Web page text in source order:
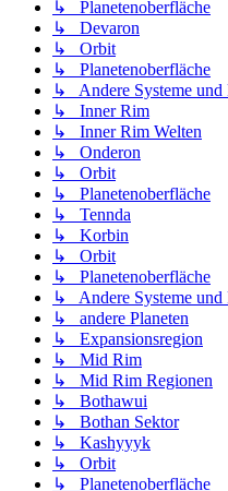
↳ Planetenoberfläche
↳ Devaron
↳ Orbit
↳ Planetenoberfläche
↳ Andere Systeme und
↳ Inner Rim
↳ Inner Rim Welten
↳ Onderon
↳ Orbit
↳ Planetenoberfläche
↳ Tennda
↳ Korbin
↳ Orbit
↳ Planetenoberfläche
↳ Andere Systeme und
↳ andere Planeten
↳ Expansionsregion
↳ Mid Rim
↳ Mid Rim Regionen
↳ Bothawui
↳ Bothan Sektor
↳ Kashyyyk
↳ Orbit
↳ Planetenoberfläche